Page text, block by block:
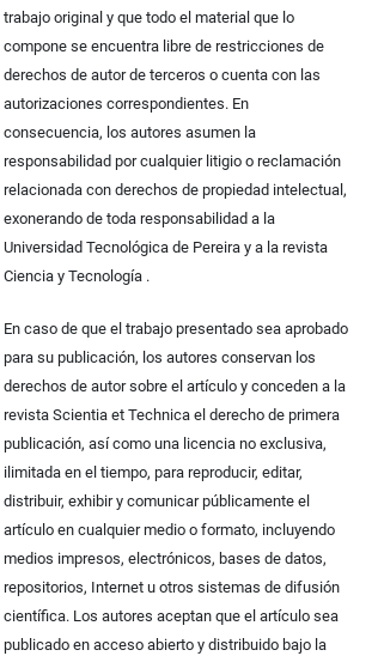
trabajo original y que todo el material que lo
compone se encuentra libre de restricciones de
derechos de autor de terceros o cuenta con las
autorizaciones correspondientes. En
consecuencia, los autores asumen la
responsabilidad por cualquier litigio o reclamación
relacionada con derechos de propiedad intelectual,
exonerando de toda responsabilidad a la
Universidad Tecnológica de Pereira y a la revista
Ciencia y Tecnología .
En caso de que el trabajo presentado sea aprobado
para su publicación, los autores conservan los
derechos de autor sobre el artículo y conceden a la
revista Scientia et Technica el derecho de primera
publicación, así como una licencia no exclusiva,
ilimitada en el tiempo, para reproducir, editar,
distribuir, exhibir y comunicar públicamente el
artículo en cualquier medio o formato, incluyendo
medios impresos, electrónicos, bases de datos,
repositorios, Internet u otros sistemas de difusión
científica. Los autores aceptan que el artículo sea
publicado en acceso abierto y distribuido bajo la